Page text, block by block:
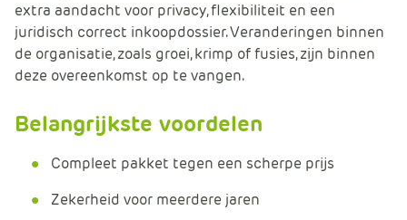
extra aandacht voor privacy, flexibiliteit en een
juridisch correct inkoopdossier. Veranderingen binnen
de organisatie, zoals groei, krimp of fusies, zijn binnen
deze overeenkomst op te vangen.
Belangrijkste voordelen
Compleet pakket tegen een scherpe prijs
Zekerheid voor meerdere jaren